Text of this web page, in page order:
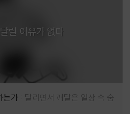
릴 이유가 없다
는가
달리면서 깨달은 일상 속 숨